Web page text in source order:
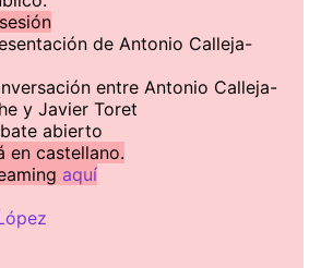
de Antonio Calleja-
entre Antonio Calleja-
y Javier Toret
abierto
en castellano.
aquí